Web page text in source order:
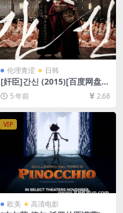
伦理青涩 日韩
[奸臣]간신 (2015)[百度网盘
+迅雷云盘资源1080P超清][M
P4/8.4GB][韩语中字]【视频
文件+防和谐压缩包（含解压
密码）】
5 年前 2.68
VIP
欧美 高清电影